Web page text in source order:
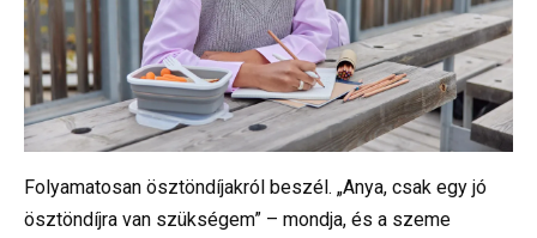
Folyamatosan ösztöndíjakról beszél. „Anya, csak egy jó
ösztöndíjra van szükségem” – mondja, és a szeme